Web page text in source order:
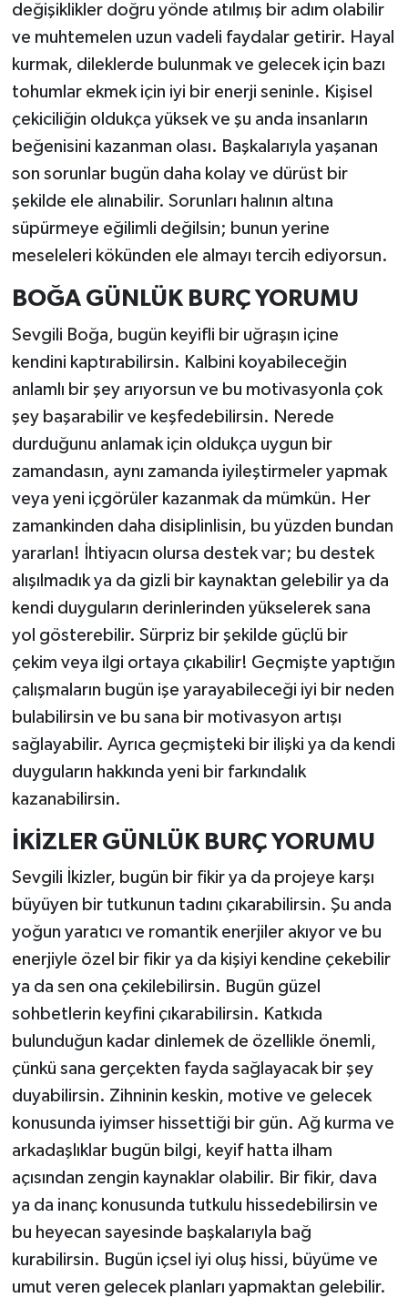
değişiklikler doğru yönde atılmış bir adım olabilir
ve muhtemelen uzun vadeli faydalar getirir. Hayal
kurmak, dileklerde bulunmak ve gelecek için bazı
tohumlar ekmek için iyi bir enerji seninle. Kişisel
çekiciliğin oldukça yüksek ve şu anda insanların
beğenisini kazanman olası. Başkalarıyla yaşanan
son sorunlar bugün daha kolay ve dürüst bir
şekilde ele alınabilir. Sorunları halının altına
süpürmeye eğilimli değilsin; bunun yerine
meseleleri kökünden ele almayı tercih ediyorsun.
BOĞA GÜNLÜK BURÇ YORUMU
Sevgili Boğa, bugün keyifli bir uğraşın içine
kendini kaptırabilirsin. Kalbini koyabileceğin
anlamlı bir şey arıyorsun ve bu motivasyonla çok
şey başarabilir ve keşfedebilirsin. Nerede
durduğunu anlamak için oldukça uygun bir
zamandasın, aynı zamanda iyileştirmeler yapmak
veya yeni içgörüler kazanmak da mümkün. Her
zamankinden daha disiplinlisin, bu yüzden bundan
yararlan! İhtiyacın olursa destek var; bu destek
alışılmadık ya da gizli bir kaynaktan gelebilir ya da
kendi duyguların derinlerinden yükselerek sana
yol gösterebilir. Sürpriz bir şekilde güçlü bir
çekim veya ilgi ortaya çıkabilir! Geçmişte yaptığın
çalışmaların bugün işe yarayabileceği iyi bir neden
bulabilirsin ve bu sana bir motivasyon artışı
sağlayabilir. Ayrıca geçmişteki bir ilişki ya da kendi
duyguların hakkında yeni bir farkındalık
kazanabilirsin.
İKİZLER GÜNLÜK BURÇ YORUMU
Sevgili İkizler, bugün bir fikir ya da projeye karşı
büyüyen bir tutkunun tadını çıkarabilirsin. Şu anda
yoğun yaratıcı ve romantik enerjiler akıyor ve bu
enerjiyle özel bir fikir ya da kişiyi kendine çekebilir
ya da sen ona çekilebilirsin. Bugün güzel
sohbetlerin keyfini çıkarabilirsin. Katkıda
bulunduğun kadar dinlemek de özellikle önemli,
çünkü sana gerçekten fayda sağlayacak bir şey
duyabilirsin. Zihninin keskin, motive ve gelecek
konusunda iyimser hissettiği bir gün. Ağ kurma ve
arkadaşlıklar bugün bilgi, keyif hatta ilham
açısından zengin kaynaklar olabilir. Bir fikir, dava
ya da inanç konusunda tutkulu hissedebilirsin ve
bu heyecan sayesinde başkalarıyla bağ
kurabilirsin. Bugün içsel iyi oluş hissi, büyüme ve
umut veren gelecek planları yapmaktan gelebilir.